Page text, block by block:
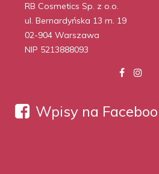
RB Cosmetics Sp. z o.o.
ul. Bernardyńska 13 m. 19
02-904 Warszawa
NIP 5213888093
Wpisy na